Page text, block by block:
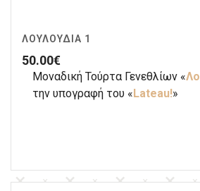
ΛΟΥΛΟΎΔΙΑ 1
50.00€
Μοναδική Τούρτα Γενεθλίων «
την υπογραφή του «Lateau!»